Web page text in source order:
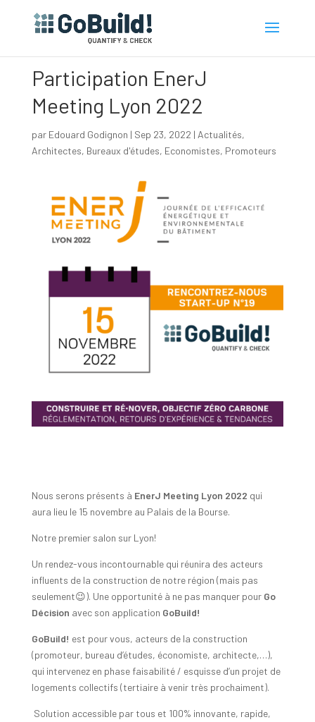
Participation EnerJ
Meeting Lyon 2022
par Edouard Godignon | Sep 23, 2022 | Actualités,
Architectes, Bureaux d'études, Economistes, Promoteurs
Nous serons présents à EnerJ Meeting Lyon 2022 qui
aura lieu le 15 novembre au Palais de la Bourse.
Notre premier salon sur Lyon!
Un rendez-vous incontournable qui réunira des acteurs
influents de la construction de notre région (mais pas
seulement😉). Une opportunité à ne pas manquer pour Go
Décision avec son application GoBuild!
GoBuild! est pour vous, acteurs de la construction
(promoteur, bureau d’études, économiste, architecte,…),
qui intervenez en phase faisabilité / esquisse d’un projet de
logements collectifs (tertiaire à venir très prochaiment).
Solution accessible par tous et 100% innovante, rapide,